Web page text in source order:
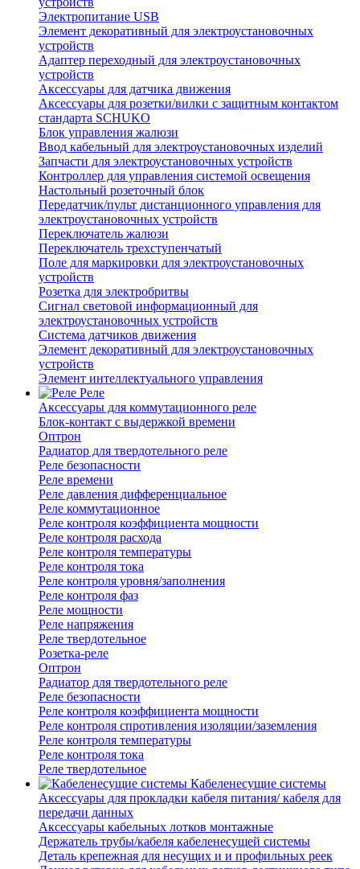
Электропитание USB
Элемент декоративный для электроустановочных
устройств
Адаптер переходный для электроустановочных
устройств
Аксессуары для датчика движения
Аксессуары для розетки/вилки с защитным контактом
стандарта SCHUKO
Блок управления жалюзи
Ввод кабельный для электроустановочных изделий
Запчасти для электроустановочных устройств
Контроллер для управления системой освещения
Настольный розеточный блок
Передатчик/пульт дистанционного управления для
электроустановочных устройств
Переключатель жалюзи
Переключатель трехступенчатый
Поле для маркировки для электроустановочных
устройств
Розетка для электробритвы
Сигнал световой информационный для
электроустановочных устройств
Система датчиков движения
Элемент декоративный для электроустановочных
устройств
Элемент интеллектуального управления
Реле
Аксессуары для коммутационного реле
Блок-контакт с выдержкой времени
Оптрон
Радиатор для твердотельного реле
Реле безопасности
Реле времени
Реле давления дифференциальное
Реле коммутационное
Реле контроля коэффициента мощности
Реле контроля расхода
Реле контроля температуры
Реле контроля тока
Реле контроля уровня/заполнения
Реле контроля фаз
Реле мощности
Реле напряжения
Реле твердотельное
Розетка-реле
Оптрон
Радиатор для твердотельного реле
Реле безопасности
Реле контроля коэффициента мощности
Реле контроля спротивления изоляции/заземления
Реле контроля температуры
Реле контроля тока
Реле твердотельное
Кабеленесущие системы
Аксессуары для прокладки кабеля питания/ кабеля для
передачи данных
Аксессуары кабельных лотков монтажные
Держатель трубы/кабеля кабеленесущей системы
Деталь крепежная для несущих и и профильных реек